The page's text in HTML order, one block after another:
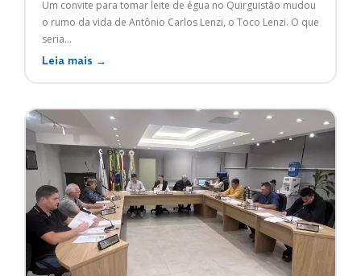
Um convite para tomar leite de égua no Quirguistão mudou
o rumo da vida de Antônio Carlos Lenzi, o Toco Lenzi. O que
seria...
Leia mais →